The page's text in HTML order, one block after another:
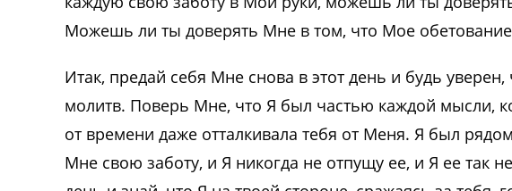
Можешь ли ты доверять Мне в том, что Мое обетование
Итак, предай себя Мне снова в этот день и будь
молитв. Поверь Мне, что Я был частью каждой мысли,
от времени даже отталкивала тебя от Меня. Я был
Мне свою заботу, и Я никогда не отпущу ее, и Я ее так